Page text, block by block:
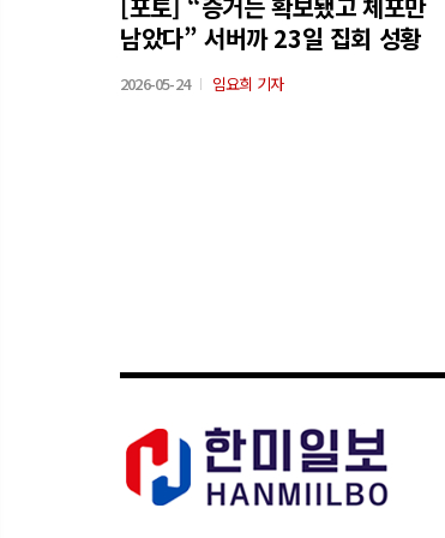
남았다” 서버까 23일 집회 성황
2026-05-24 임요희 기자